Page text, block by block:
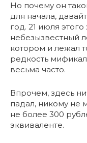
Но почему он
для начала,
год. 21 июля
небезызвестный
котором и лежал
редкость
весьма часто.
Впрочем, здесь
падал, никому не
не более 300
эквиваленте.